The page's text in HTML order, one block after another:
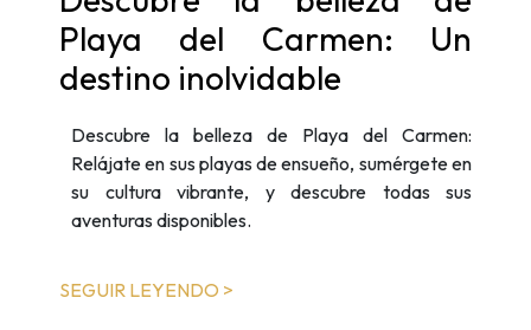
Playa del Carmen: Un
destino inolvidable
Descubre la belleza de Playa del Carmen:
Relájate en sus playas de ensueño, sumérgete en
su cultura vibrante, y descubre todas sus
aventuras disponibles.
SEGUIR LEYENDO >